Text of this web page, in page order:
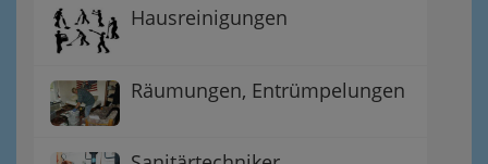
Hausreinigungen
Räumungen, Entrümpelungen